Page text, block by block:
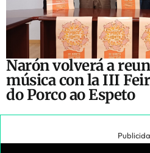
Narón volverá a
música con la III
do Porco ao Espeto